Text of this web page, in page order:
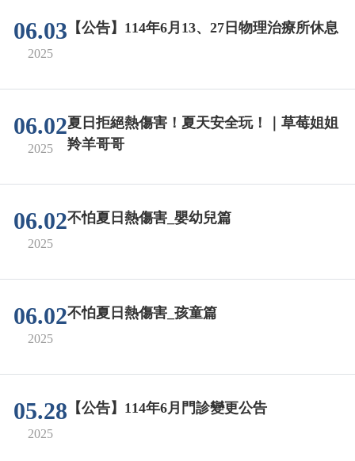
06.03
2025
【公告】114年6月13、27日物理治療所休息
06.02
2025
夏日拒絕熱傷害！夏天安全玩！｜草莓姐姐
羚羊哥哥
06.02
2025
不怕夏日熱傷害_嬰幼兒篇
06.02
2025
不怕夏日熱傷害_孩童篇
05.28
2025
【公告】114年6月門診變更公告